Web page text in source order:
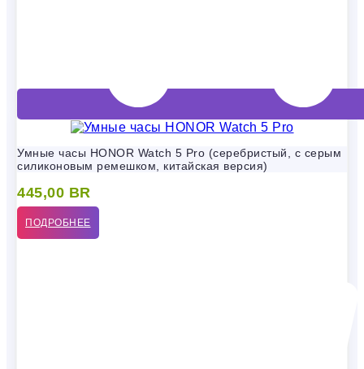
Умные часы HONOR Watch 5 Pro (серебристый, с серым
силиконовым ремешком, китайская версия)
445,00 BR
ПОДРОБНЕЕ